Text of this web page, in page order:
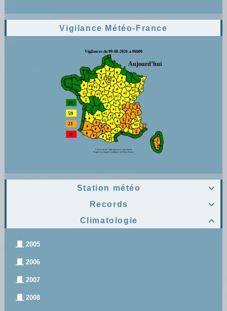
Vigilance Météo-France

Station météo

Records

Climatologie
2005
2006
2007
2008